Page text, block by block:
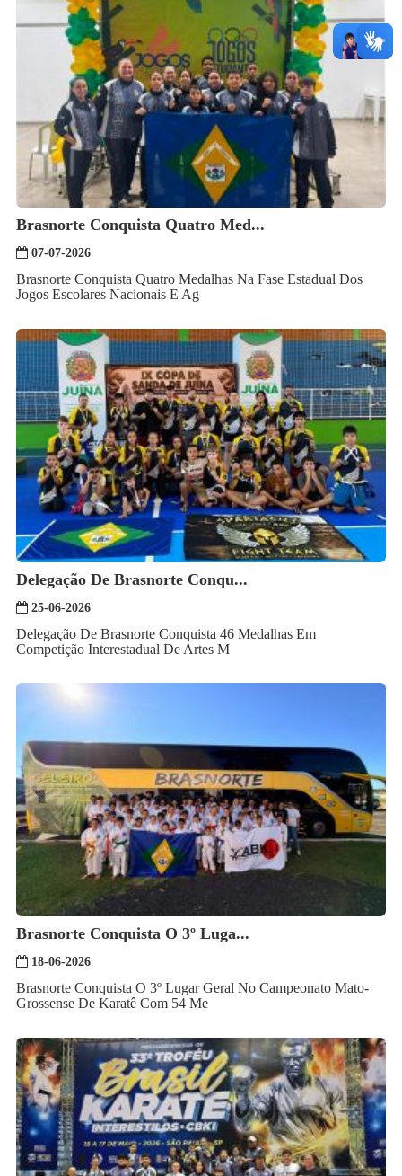
Brasnorte Conquista Quatro Med...
07-07-2026
Brasnorte Conquista Quatro Medalhas Na Fase Estadual Dos
Jogos Escolares Nacionais E Ag
Delegação De Brasnorte Conqu...
25-06-2026
Delegação De Brasnorte Conquista 46 Medalhas Em
Competição Interestadual De Artes M
Brasnorte Conquista O 3º Luga...
18-06-2026
Brasnorte Conquista O 3º Lugar Geral No Campeonato Mato-
Grossense De Karatê Com 54 Me